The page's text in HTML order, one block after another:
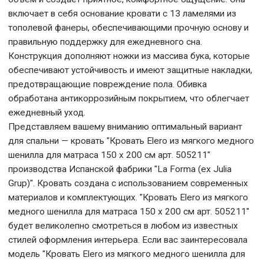
включает в себя основание кровати с 13 ламелями из
тополевой фанеры, обеспечивающими прочную основу и
правильную поддержку для ежедневного сна.
Конструкция дополняют ножки из массива бука, которые
обеспечивают устойчивость и имеют защитные накладки,
предотвращающие повреждение пола. Обивка
обработана антикоррозийным покрытием, что облегчает
ежедневный уход.
Представляем вашему вниманию оптимальный вариант
для спальни — кровать "Кровать Elero из мягкого медного
шенилла для матраса 150 x 200 см арт. 505211"
производства Испанской фабрики "La Forma (ех Julia
Grup)". Кровать создана с использованием современных
материалов и комплектующих. "Кровать Elero из мягкого
медного шенилла для матраса 150 x 200 см арт. 505211"
будет великолепно смотреться в любом из известных
стилей оформления интерьера. Если вас заинтересовала
модель "Кровать Elero из мягкого медного шенилла для